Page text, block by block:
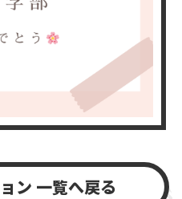
わせ
ン 一覧へ戻る